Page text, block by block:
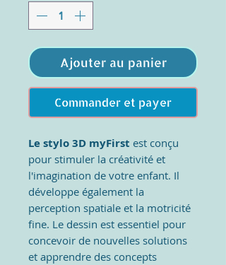
Ajouter au panier
Commander et payer
Le stylo 3D myFirst est conçu
pour stimuler la créativité et
l'imagination de votre enfant. Il
développe également la
perception spatiale et la motricité
fine. Le dessin est essentiel pour
concevoir de nouvelles solutions
et apprendre des concepts